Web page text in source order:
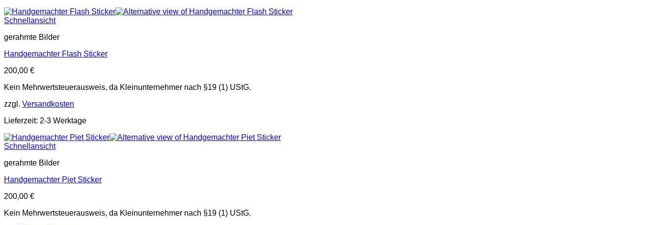
Schnellansicht
gerahmte Bilder
Handgemachter Flash Sticker
200,00 €
Kein Mehrwertsteuerausweis, da Kleinunternehmer nach §19 (1) UStG.
zzgl. Versandkosten
Lieferzeit: 2-3 Werktage
Schnellansicht
gerahmte Bilder
Handgemachter Piet Sticker
200,00 €
Kein Mehrwertsteuerausweis, da Kleinunternehmer nach §19 (1) UStG.